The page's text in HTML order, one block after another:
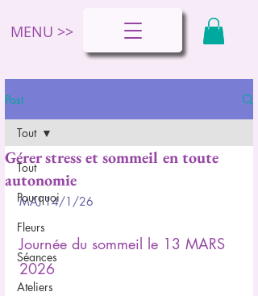
MENU >>
Post
Tout
Pourquoi
Fleurs
Séances
Ateliers
Tout
Gérer stress et sommeil en toute
autonomie
MAJ 14/1/26
Journée du sommeil le 13 MARS
2026